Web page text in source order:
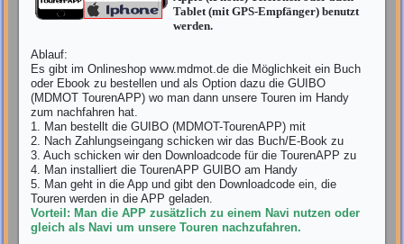
Tablet (mit GPS-Empfänger) benutzt
werden.
Ablauf:
Es gibt im Onlineshop www.mdmot.de die Möglichkeit ein Buch
oder Ebook zu bestellen und als Option dazu die GUIBO
(MDMOT TourenAPP) wo man dann unsere Touren im Handy
zum nachfahren hat.
1. Man bestellt die GUIBO (MDMOT-TourenAPP) mit
2. Nach Zahlungseingang schicken wir das Buch/E-Book zu
3. Auch schicken wir den Downloadcode für die TourenAPP zu
4. Man installiert die TourenAPP GUIBO am Handy
5. Man geht in die App und gibt den Downloadcode ein, die
Touren werden in die APP geladen.
Vorteil: Man die APP zusätzlich zu einem Navi nutzen oder
gleich als Navi um unsere Touren nachzufahren.